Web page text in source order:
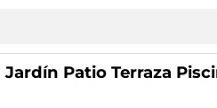
Patio Terraza